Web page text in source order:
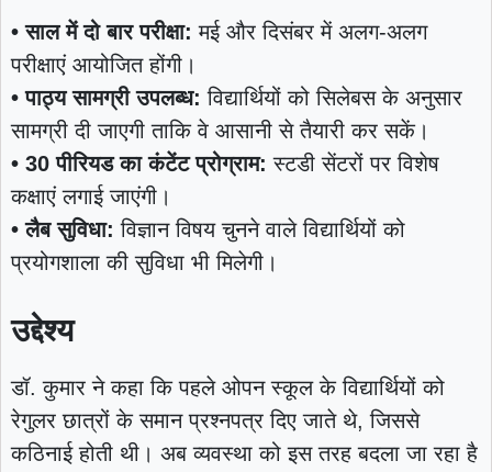
• साल में दो बार परीक्षा: मई और दिसंबर में अलग-अलग
परीक्षाएं आयोजित होंगी।
• पाठ्य सामग्री उपलब्ध: विद्यार्थियों को सिलेबस के अनुसार
सामग्री दी जाएगी ताकि वे आसानी से तैयारी कर सकें।
• 30 पीरियड का कंटेंट प्रोग्राम: स्टडी सेंटरों पर विशेष
कक्षाएं लगाई जाएंगी।
• लैब सुविधा: विज्ञान विषय चुनने वाले विद्यार्थियों को
प्रयोगशाला की सुविधा भी मिलेगी।
उद्देश्य
डॉ. कुमार ने कहा कि पहले ओपन स्कूल के विद्यार्थियों को
रेगुलर छात्रों के समान प्रश्नपत्र दिए जाते थे, जिससे
कठिनाई होती थी। अब व्यवस्था को इस तरह बदला जा रहा है